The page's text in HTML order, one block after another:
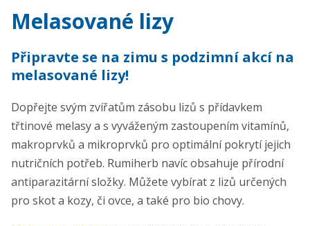
Melasované lizy
Připravte se na zimu s podzimní akcí na
melasované lizy!
Dopřejte svým zvířatům zásobu lizů s přídavkem
třtinové melasy a s vyváženým zastoupením vitamínů,
makroprvků a mikroprvků pro optimální pokrytí jejich
nutričních potřeb. Rumiherb navíc obsahuje přírodní
antiparazitární složky. Můžete vybírat z lizů určených
pro skot a kozy, či ovce, a také pro bio chovy.